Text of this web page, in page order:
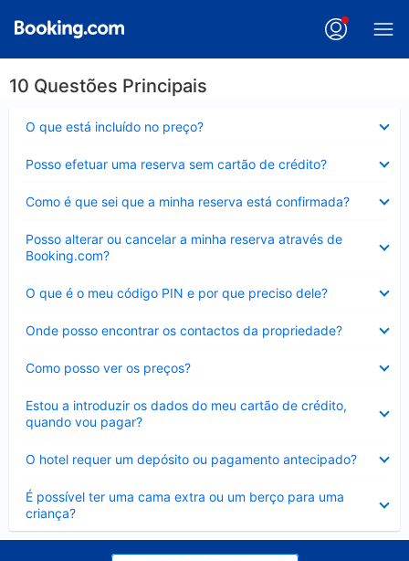
10 Questões Principais
O que está incluído no preço?
fechado
Posso efetuar uma reserva sem cartão de crédito?
fechado
Como é que sei que a minha reserva está confirmada?
fechado
Posso alterar ou cancelar a minha reserva através de
Booking.com?
fechado
O que é o meu código PIN e por que preciso dele?
fechado
Onde posso encontrar os contactos da propriedade?
fechado
Como posso ver os preços?
fechado
Estou a introduzir os dados do meu cartão de crédito,
quando vou pagar?
fechado
O hotel requer um depósito ou pagamento antecipado?
fechado
É possível ter uma cama extra ou um berço para uma
criança?
Elemento
fechado